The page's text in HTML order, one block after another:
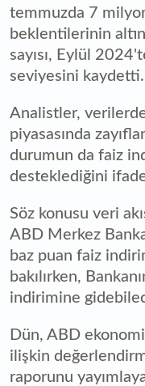
temmuzda 7
beklentilerinin
sayısı, Eylül
seviyesini kaydetti.
Analistler,
piyasasında
durumun da faiz
desteklediğini
Söz konusu veri
ABD Merkez
baz puan faiz
bakılırken,
indirimine
Dün, ABD
ilişkin
raporunu